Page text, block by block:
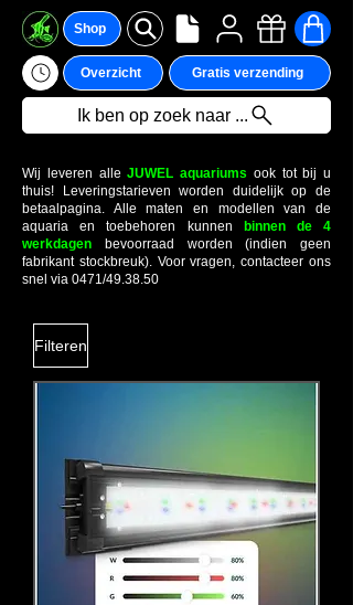
Shop
Overzicht Gratis verzending
Ik ben op zoek naar ...
Wij leveren alle JUWEL aquariums ook tot bij u
thuis! Leveringstarieven worden duidelijk op de
betaalpagina. Alle maten en modellen van de
aquaria en toebehoren kunnen
binnen de 4
werkdagen bevoorraad worden (indien geen
fabrikant stockbreuk). Voor vragen, contacteer ons
snel via 0471/49.38.50
Filteren